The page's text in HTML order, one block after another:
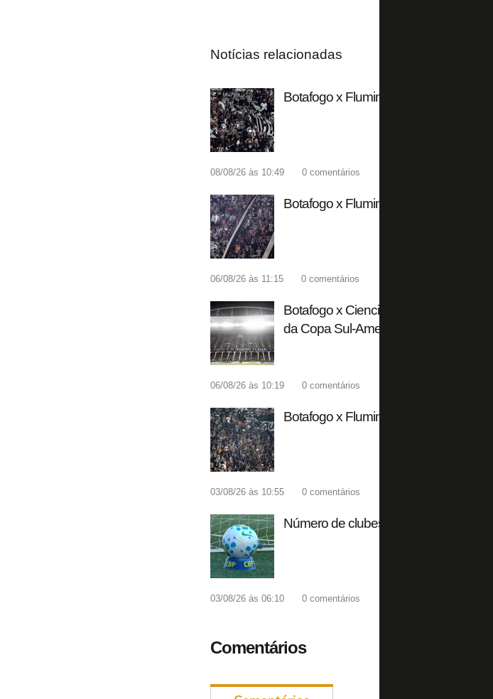
Notícias relacionadas
Botafogo x Fluminense: 20 mil
08/08/26 às 10:49 0 comentários
Botafogo x Fluminense chega a 15
06/08/26 às 11:15 0 comentários
Botafogo x Cienciano: ingressos à
da Copa Sul-Americana
06/08/26 às 10:19 0 comentários
Botafogo x Fluminense ainda não
03/08/26 às 10:55 0 comentários
Número de clubes em recuperação
03/08/26 às 06:10 0 comentários
Comentários